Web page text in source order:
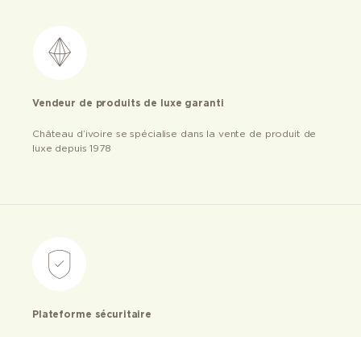
Vendeur de produits de luxe garanti
Château d’ivoire se spécialise dans la vente de produit de
luxe depuis 1978
Plateforme sécuritaire